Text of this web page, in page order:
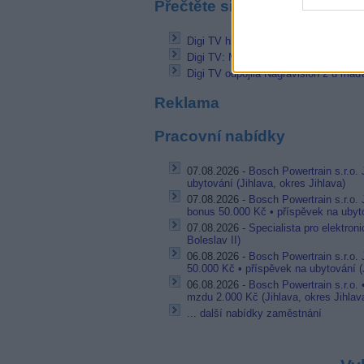
Přečtěte si také
Digi TV hledá zaměstnance pro
Digi TV: Maďarská verze Sport1
Digi TV odpojila Nagravision 2 u
Reklama
Pracovní nabídky
07.08.2026 - Bosch Powertrain s.r.o.
ubytování (Jihlava, okres Jihlava)
07.08.2026 - Bosch Powertrain s.r.o.
bonus 50.000 Kč • příspěvek na
07.08.2026 - Specialista pro
Boleslav II)
06.08.2026 - Bosch Powertrain s.r.o.
50.000 Kč • příspěvek na ubytování
06.08.2026 - Bosch Powertrain s.r.o.
mzdu 2.000 Kč (Jihlava, okres
... další nabídky zaměstnání